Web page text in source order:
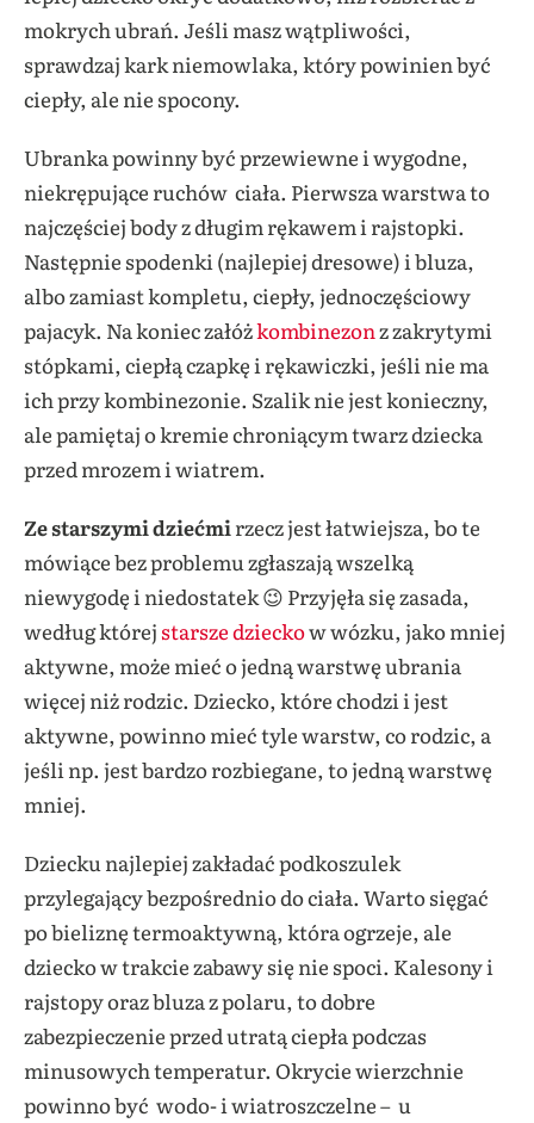
mokrych ubrań. Jeśli masz wątpliwości,
sprawdzaj kark niemowlaka, który powinien być
ciepły, ale nie spocony.
Ubranka powinny być przewiewne i wygodne,
niekrępujące ruchów ciała. Pierwsza warstwa to
najczęściej body z długim rękawem i rajstopki.
Następnie spodenki (najlepiej dresowe) i bluza,
albo zamiast kompletu, ciepły, jednoczęściowy
pajacyk. Na koniec załóżkombinezonz zakrytymi
stópkami, ciepłą czapkę i rękawiczki, jeśli nie ma
ich przy kombinezonie. Szalik nie jest konieczny,
ale pamiętaj o kremie chroniącym twarz dziecka
przed mrozem i wiatrem.
Ze starszymi dziećmirzecz jest łatwiejsza, bo te
mówiące bez problemu zgłaszają wszelką
niewygodę i niedostatek 😉 Przyjęła się zasada,
według którejstarsze dzieckow wózku, jako mniej
aktywne, może mieć o jedną warstwę ubrania
więcej niż rodzic. Dziecko, które chodzi i jest
aktywne, powinno mieć tyle warstw, co rodzic, a
jeśli np. jest bardzo rozbiegane, to jedną warstwę
mniej.
Dziecku najlepiej zakładać podkoszulek
przylegający bezpośrednio do ciała. Warto sięgać
po bieliznę termoaktywną, która ogrzeje, ale
dziecko w trakcie zabawy się nie spoci. Kalesony i
rajstopy oraz bluza z polaru, to dobre
zabezpieczenie przed utratą ciepła podczas
minusowych temperatur. Okrycie wierzchnie
powinno być wodo- i wiatroszczelne – u